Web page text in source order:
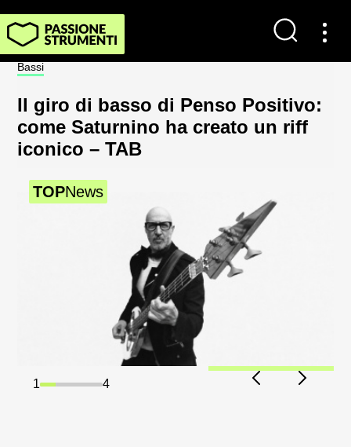
Contatti
Impostazioni dei cookie
Chi Siamo
Newsletter
Bassi
Il giro di basso di Penso Positivo:
come Saturnino ha creato un riff
iconico – TAB
TOPNews
1 4